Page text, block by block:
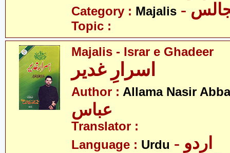
Category : Majalis
Topic :
Majalis - Israr e Ghadeer
اسرارِ غدیر
Author : Allama Nasir
عباس
Translator :
Language : Urdu - اردو